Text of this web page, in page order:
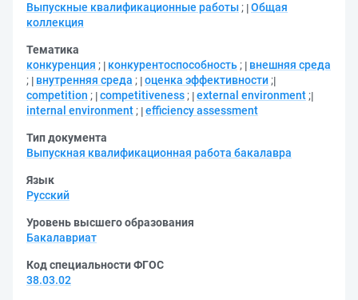
Выпускные квалификационные работы ; Общая
коллекция
Тематика
конкуренция ; конкурентоспособность ;
внешняя среда
;
внутренняя среда ; оценка эффективности ;
competition ; competitiveness ; external environment ;
internal environment ; efficiency assessment
Тип документа
Выпускная квалификационная работа бакалавра
Язык
Русский
Уровень высшего образования
Бакалавриат
Код специальности ФГОС
38.03.02